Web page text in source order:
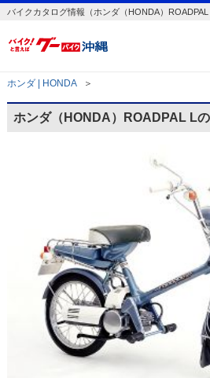
バイクカタログ情報（ホンダ（HONDA）ROADPAL
ホンダ | HONDA ＞
ホンダ（HONDA）ROADPAL L